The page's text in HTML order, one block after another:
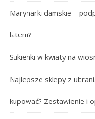
Marynarki damskie –
latem?
Sukienki w kwiaty na
Najlepsze sklepy z
kupować? Zestawienie i